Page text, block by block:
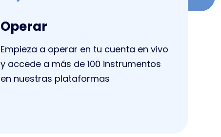
Operar
Empieza a operar en tu cuenta en vivo
y accede a más de 100 instrumentos
en nuestras plataformas